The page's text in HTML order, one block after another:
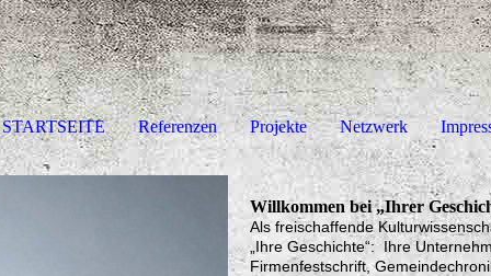
STARTSEITE Referenzen Projekte Netzwerk
Willkommen bei „Ihrer
Als freischaffende
„Ihre Geschichte“: Ihre
Firmenfestschrift,